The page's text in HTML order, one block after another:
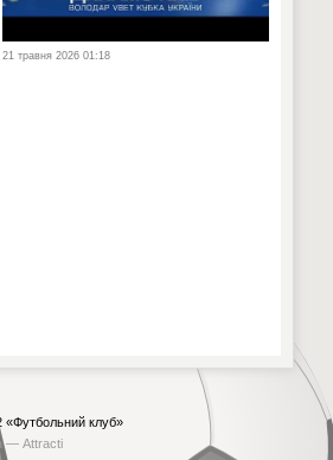
21 травня 2026 01:18
«Футбольний клуб»
— Attracti